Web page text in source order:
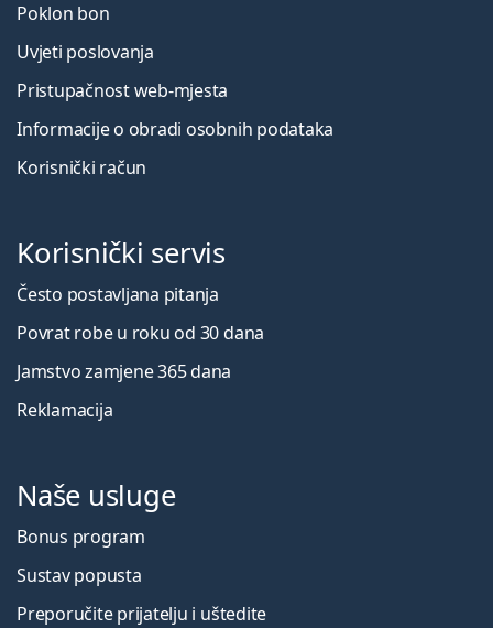
Poklon bon
Uvjeti poslovanja
Pristupačnost web-mjesta
Informacije o obradi osobnih podataka
Korisnički račun
Korisnički servis
Često postavljana pitanja
Povrat robe u roku od 30 dana
Jamstvo zamjene 365 dana
Reklamacija
Naše usluge
Bonus program
Sustav popusta
Preporučite prijatelju i uštedite